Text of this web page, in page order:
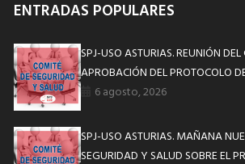
ENTRADAS POPULARES
SPJ-USO ASTURIAS. REUNIÓN
APROBACIÓN DEL PROTOCOLO
6 agosto, 2026
SPJ-USO ASTURIAS. MAÑANA
SEGURIDAD Y SALUD SOBRE EL